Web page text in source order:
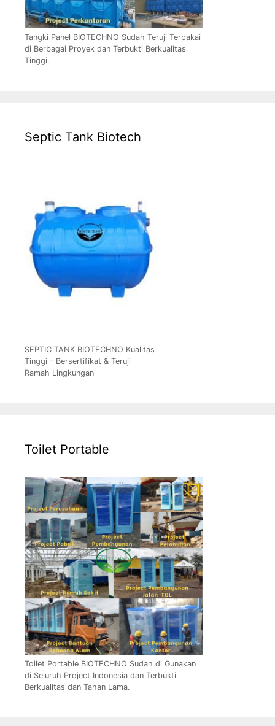
Tangki Panel BIOTECHNO Sudah Teruji Terpakai
di Berbagai Proyek dan Terbukti Berkualitas
Tinggi.
Septic Tank Biotech
SEPTIC TANK BIOTECHNO Kualitas
Tinggi - Bersertifikat & Teruji
Ramah Lingkungan
Toilet Portable
Toilet Portable BIOTECHNO Sudah di Gunakan
di Seluruh Project Indonesia dan Terbukti
Berkualitas dan Tahan Lama.